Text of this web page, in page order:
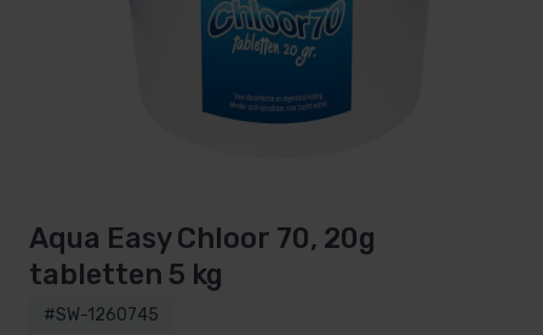
Aqua Easy Chloor 70, 20g
tabletten 5 kg
#SW-1260745